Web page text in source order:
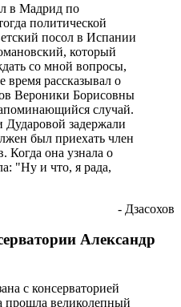
в Мадрид по
политической
посол в Испании
который
со мной вопросы,
время рассказывал о
Вероники Борисовны
случай.
задержали
был приехать член
Когда она узнала о
"Ну и что, я рада,
- Дзасохов
Александр
с консерваторией
прошла великолепный